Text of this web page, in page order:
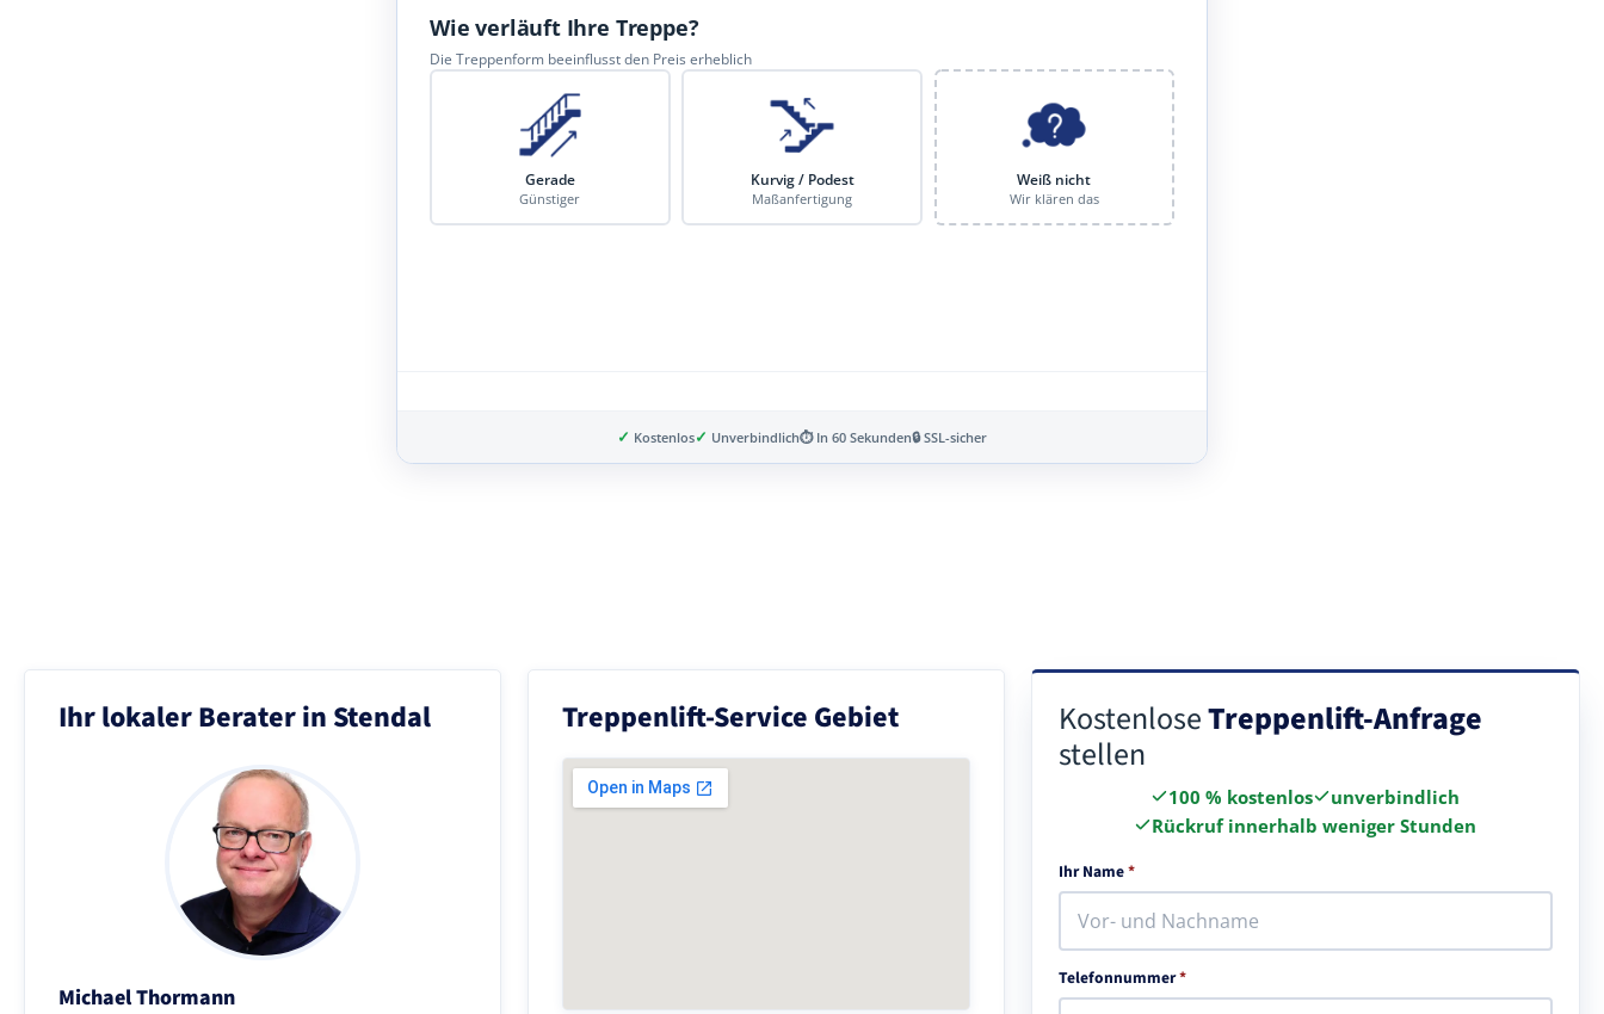
Wie verläuft Ihre Treppe?
Die Treppenform beeinflusst den Preis erheblich
Gerade
Günstiger
Kurvig / Podest
Maßanfertigung
Weiß nicht
Wir klären das
✓ Kostenlos✓ Unverbindlich⏱ In 60 Sekunden🔒 SSL-sicher
Ihr lokaler Berater in Stendal
Michael Thormann
Treppenlift-Service Gebiet KostenloseTreppenlift-Anfrage
stellen
100 % kostenlos
unverbindlich
Rückruf innerhalb weniger Stunden
Ihr Name*
Telefonnummer*